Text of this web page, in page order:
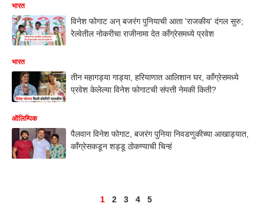
भारत
विनेश फोगाट अन् बजरंग पुनियाची आता 'राजकीय' दंगल सुरु;
रेल्वेतील नोकरीचा राजीनामा देत काँग्रेसमध्ये प्रवेश
भारत
तीन महागड्या गाड्या, हरियाणात आलिशान घर, काँग्रेसमध्ये
प्रवेश केलेल्या विनेश फोगाटची संपत्ती नेमकी किती?
ऑलिम्पिक
पैलवान विनेश फोगाट, बजरंग पुनिया निवडणुकीच्या आखाड्यात,
काँग्रेसकडून शड्डू ठोकण्याची चिन्हं
1 2 3 4 5